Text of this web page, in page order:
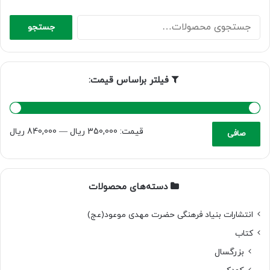
جستجو
برای:
جستجو
فیلتر براساس قیمت:
قیمت
قيمت
صافی قيمت: 350,000 ریال — 840,000 ریال
دسته‌های محصولات
انتشارات بنیاد فرهنگی حضرت مهدی موعود(عج)
کتاب
بزرگسال